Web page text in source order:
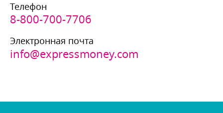
Телефон
8-800-700-7706
Электронная почта
info@expressmoney.com